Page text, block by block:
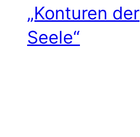
„Konturen der
Seele“